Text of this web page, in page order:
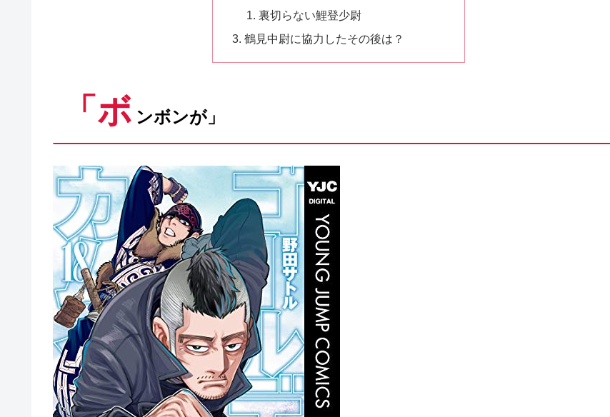
裏切らない鯉登少尉
鶴見中尉に協力したその後は？
「ボ ンボンが」